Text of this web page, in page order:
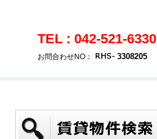
TEL : 042-521-6330
お問合わせNO： 3308205